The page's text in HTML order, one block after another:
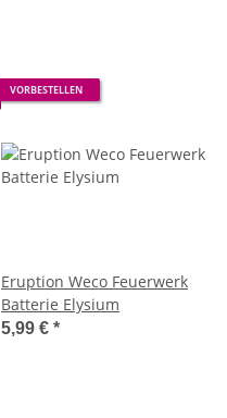
VORBESTELLEN
Eruption Weco Feuerwerk
Batterie Elysium
5,99 € *